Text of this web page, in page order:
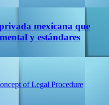
mexicana que
y estándares